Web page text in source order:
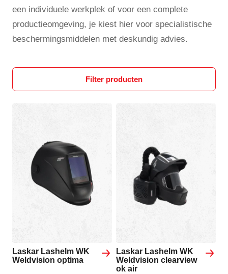
een individuele werkplek of voor een complete
productieomgeving, je kiest hier voor specialistische
beschermingsmiddelen met deskundig advies.
Filter producten
Laskar Lashelm WK
Weldvision clearview
ok air
Laskar Lashelm WK
Weldvision optima